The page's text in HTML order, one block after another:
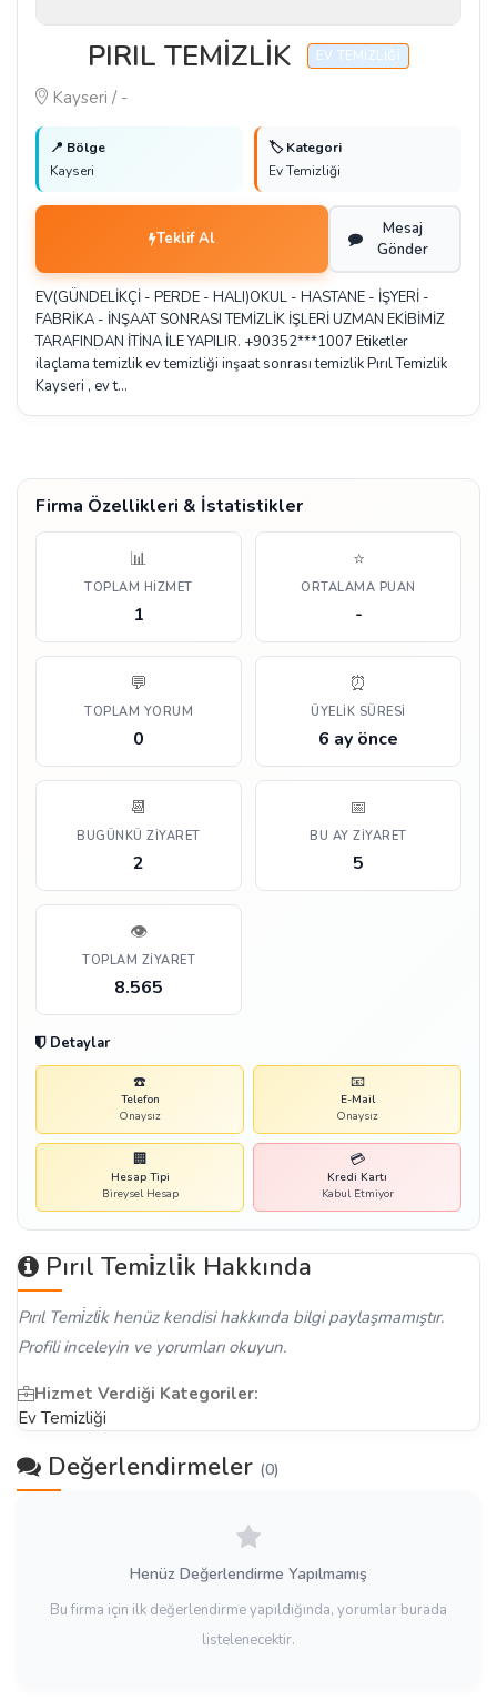
PIRIL TEMİZLİK EV TEMIZLIĞI
Kayseri / -
📍 Bölge
Kayseri
🏷️ Kategori
Ev Temizliği
Teklif Al
Mesaj
Gönder
EV(GÜNDELİKÇİ - PERDE - HALI)OKUL - HASTANE - İŞYERİ -
FABRİKA - İNŞAAT SONRASI TEMİZLİK İŞLERİ UZMAN EKİBİMİZ
TARAFINDAN İTİNA İLE YAPILIR. +90352***1007 Etiketler
ilaçlama temizlik ev temizliği inşaat sonrası temizlik Pırıl Temizlik
Kayseri , ev t…
Firma Özellikleri & İstatistikler
📊
TOPLAM HIZMET
1
⭐
ORTALAMA PUAN
-
💬
TOPLAM YORUM
0
⏰
ÜYELIK SÜRESI
6 ay önce
📆
BUGÜNKÜ ZIYARET
2
📅
BU AY ZIYARET
5
👁️
TOPLAM ZIYARET
8.565
Detaylar
☎️
Telefon
Onaysız
📧
E-Mail
Onaysız
🏢
Hesap Tipi
Bireysel Hesap
💳
Kredi Kartı
Kabul Etmiyor
Pırıl Temi̇zli̇k Hakkında
Pırıl Temi̇zli̇k henüz kendisi hakkında bilgi paylaşmamıştır.
Profili inceleyin ve yorumları okuyun.
Hizmet Verdiği Kategoriler:
Ev Temizliği
Değerlendirmeler (0)
Henüz Değerlendirme Yapılmamış
Bu firma için ilk değerlendirme yapıldığında, yorumlar burada
listelenecektir.